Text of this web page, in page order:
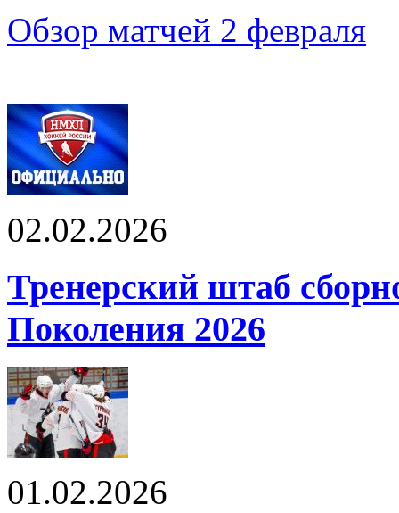
Обзор матчей 2 февраля
02.02.2026
Тренерский штаб
Поколения 2026
01.02.2026